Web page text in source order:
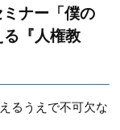
ナー「僕の
『人権教
るうえで不可欠な